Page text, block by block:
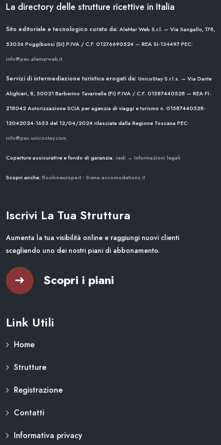
La directory delle strutture ricettive in Italia
Sito editoriale e tecnologico curato da: AleMar Web S.r.l. — Via Sangallo, 178,
53036 Poggibonsi (SI) P.IVA / C.F. 01276690524 — REA SI-134497PEC:
info@pec.alemarweb.it
Servizi di intermediazione turistica erogati da: UnicoStay S.r.l.s. — Via Dante
Alighieri, 8, 50021 Barberino Tavarnelle (FI) P.IVA / C.F. 01587440528 — REA FI-
218042Autorizzazione SCIA per agenzia di viaggi e turismo n. 01587440528-
12042024-1653 del 12/04/2024rilasciata dalla Regione Toscana PEC:
info@pec.unicostay.com
Coperture assicurative e fondo di garanzia: vedi → Informazioni legali
Scopri anche: Bookineurope.it • Siena-accomodations.it
Iscrivi La Tua Struttura
Aumenta la tua visibilità online e raggiungi nuovi clienti
scegliendo uno dei nostri piani di abbonamento.
Scopri i piani
Link Utili
Home
Strutture
Registrazione
Contatti
Informativa privacy